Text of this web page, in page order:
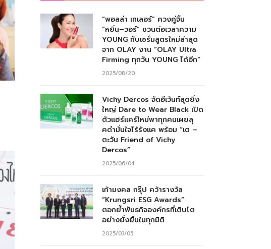
“พอลล่า เทเลอร์” ควงคู่จิ้น
“หยิ่น–วอร์” ชวนต่อเวลาความ
YOUNG กับเซรั่มสูตรใหม่ล่าสุด
จาก OLAY งาน “OLAY Ultra
Firming ทุกวัน YOUNG ได้อีก”
2025/08/20
Vichy Dercos จัดอีเว้นท์สุดยิ่ง
ใหญ่ Dare to Wear Black เปิด
ตัวแฮร์แคร์ใหม่พาทุกคนเผยลุ
คดำมั่นใจไร้รังแค พร้อม “เต –
ตะวัน Friend of Vichy
Dercos”
2025/06/04
เก้ามงคล กรุ๊ป คว้ารางวัล
“Krungsri ESG Awards”
ตอกย้ำพันธกิจองค์กรที่เติบโต
อย่างยั่งยืนในทุกมิติ
2025/03/05